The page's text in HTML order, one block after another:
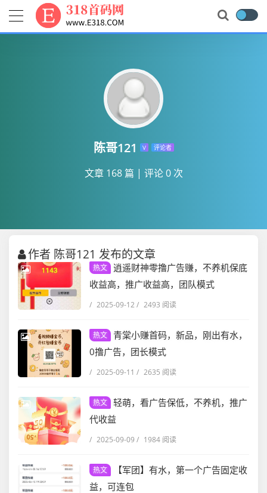
陈哥121 V 评论者
文章 168 篇 | 评论 0 次
作者 陈哥121 发布的文章
热文 逍遥财神零撸广告赚，不养机保底
收益高，推广收益高，团队模式
/ 2025-09-12 / 2493 阅读
热文 青棠小赚首码，新品，刚出有水，
0撸广告，团长模式
/ 2025-09-11 / 2635 阅读
热文 轻萌，看广告保低，不养机，推广
代收益
/ 2025-09-09 / 1984 阅读
热文
【军团】有水，第一个广告固定收
益，可连包